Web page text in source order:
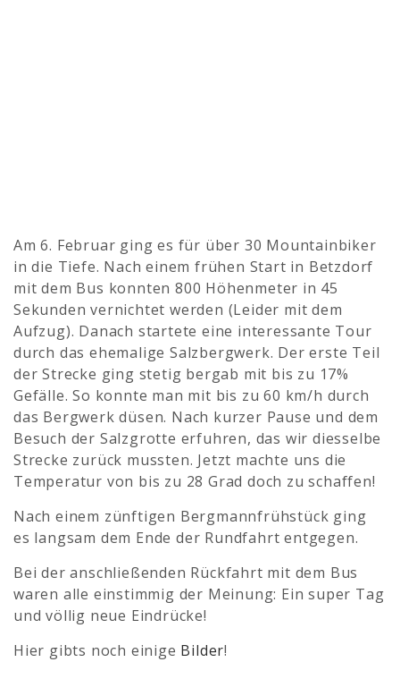
Am 6. Februar ging es für über 30 Mountainbiker
in die Tiefe. Nach einem frühen Start in Betzdorf
mit dem Bus konnten 800 Höhenmeter in 45
Sekunden vernichtet werden (Leider mit dem
Aufzug). Danach startete eine interessante Tour
durch das ehemalige Salzbergwerk. Der erste Teil
der Strecke ging stetig bergab mit bis zu 17%
Gefälle. So konnte man mit bis zu 60 km/h durch
das Bergwerk düsen. Nach kurzer Pause und dem
Besuch der Salzgrotte erfuhren, das wir diesselbe
Strecke zurück mussten. Jetzt machte uns die
Temperatur von bis zu 28 Grad doch zu schaffen!
Nach einem zünftigen Bergmannfrühstück ging
es langsam dem Ende der Rundfahrt entgegen.
Bei der anschließenden Rückfahrt mit dem Bus
waren alle einstimmig der Meinung: Ein super Tag
und völlig neue Eindrücke!
Hier gibts noch einige Bilder!